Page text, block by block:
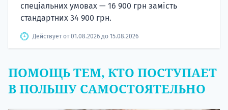
спеціальних умовах — 16 900 грн замість
стандартних 34 900 грн.
Действует от 01.08.2026 до 15.08.2026
ПОМОЩЬ ТЕМ, КТО ПОСТУПАЕТ
В ПОЛЬШУ САМОСТОЯТЕЛЬНО